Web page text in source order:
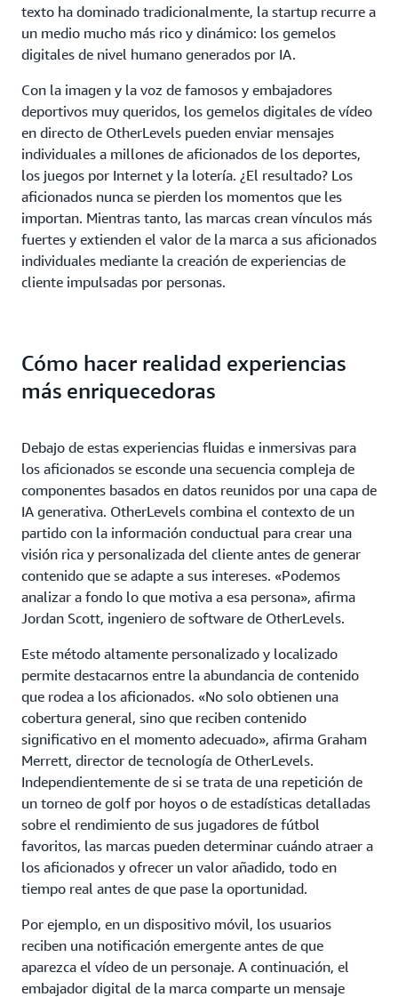
texto ha dominado tradicionalmente, la startup recurre a
un medio mucho más rico y dinámico: los gemelos
digitales de nivel humano generados por IA.
Con la imagen y la voz de famosos y embajadores
deportivos muy queridos, los gemelos digitales de vídeo
en directo de OtherLevels pueden enviar mensajes
individuales a millones de aficionados de los deportes,
los juegos por Internet y la lotería. ¿El resultado? Los
aficionados nunca se pierden los momentos que les
importan. Mientras tanto, las marcas crean vínculos más
fuertes y extienden el valor de la marca a sus aficionados
individuales mediante la creación de experiencias de
cliente impulsadas por personas.
Cómo hacer realidad experiencias
más enriquecedoras
Debajo de estas experiencias fluidas e inmersivas para
los aficionados se esconde una secuencia compleja de
componentes basados en datos reunidos por una capa de
IA generativa. OtherLevels combina el contexto de un
partido con la información conductual para crear una
visión rica y personalizada del cliente antes de generar
contenido que se adapte a sus intereses. «Podemos
analizar a fondo lo que motiva a esa persona», afirma
Jordan Scott, ingeniero de software de OtherLevels.
Este método altamente personalizado y localizado
permite destacarnos entre la abundancia de contenido
que rodea a los aficionados. «No solo obtienen una
cobertura general, sino que reciben contenido
significativo en el momento adecuado», afirma Graham
Merrett, director de tecnología de OtherLevels.
Independientemente de si se trata de una repetición de
un torneo de golf por hoyos o de estadísticas detalladas
sobre el rendimiento de sus jugadores de fútbol
favoritos, las marcas pueden determinar cuándo atraer a
los aficionados y ofrecer un valor añadido, todo en
tiempo real antes de que pase la oportunidad.
Por ejemplo, en un dispositivo móvil, los usuarios
reciben una notificación emergente antes de que
aparezca el vídeo de un personaje. A continuación, el
embajador digital de la marca comparte un mensaje